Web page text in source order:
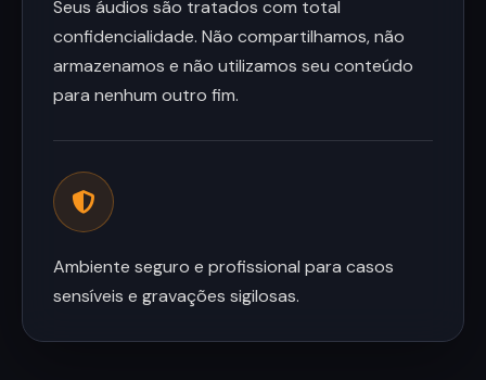
Seus áudios são tratados com total
confidencialidade. Não compartilhamos, não
armazenamos e não utilizamos seu conteúdo
para nenhum outro fim.
Ambiente seguro e profissional para casos
sensíveis e gravações sigilosas.